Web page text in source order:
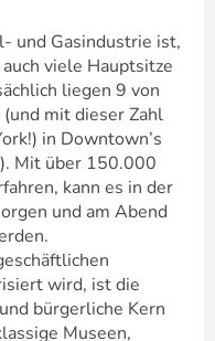
und Gasindustrie ist,
viele Hauptsitze
liegen 9 von
mit dieser Zahl
in Downtown’s
Mit über 150.000
kann es in der
und am Abend
wird, ist die
bürgerliche Kern
Museen,